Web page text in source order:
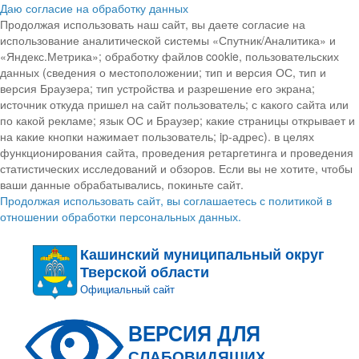
Даю согласие на обработку данных
Продолжая использовать наш сайт, вы даете согласие на
использование аналитической системы «Спутник/Аналитика» и
«Яндекс.Метрика»; обработку файлов cookie, пользовательских
данных (сведения о местоположении; тип и версия ОС, тип и
версия Браузера; тип устройства и разрешение его экрана;
источник откуда пришел на сайт пользователь; с какого сайта или
по какой рекламе; язык ОС и Браузер; какие страницы открывает и
на какие кнопки нажимает пользователь; ip-адрес). в целях
функционирования сайта, проведения ретаргетинга и проведения
статистических исследований и обзоров. Если вы не хотите, чтобы
ваши данные обрабатывались, покиньте сайт.
Продолжая использовать сайт, вы соглашаетесь с политикой в
отношении обработки персональных данных.